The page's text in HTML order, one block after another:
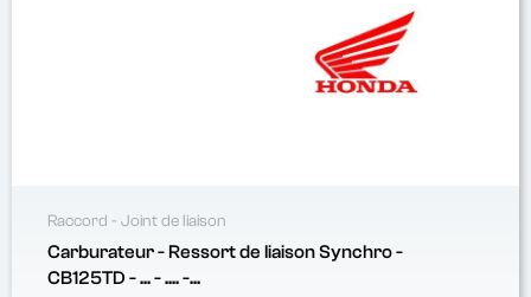
Raccord - Joint de liaison
Carburateur - Ressort de liaison Synchro -
CB125TD - ... - .... -...